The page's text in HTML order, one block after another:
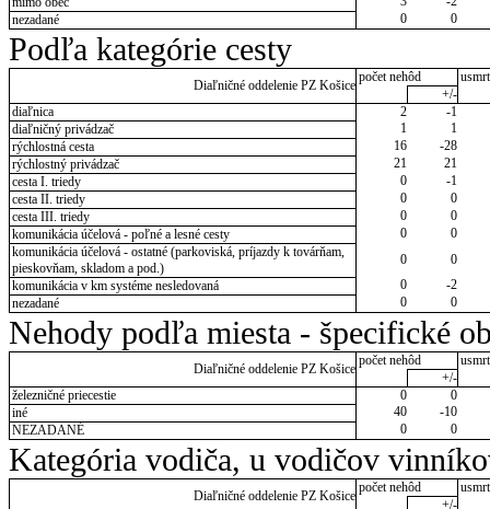
nezadané
0 0
Podľa kategórie cesty
Diaľničné oddelenie PZ Košice
počet nehôd
+/-
diaľnica
2
-1
diaľničný privádzač
1
1
rýchlostná cesta
16
-28
rýchlostný privádzač
21
21
cesta I. triedy
0
-1
cesta II. triedy
0
0
cesta III. triedy
0
0
komunikácia účelová - poľné a lesné cesty
0
0
komunikácia účelová - ostatné (parkoviská, príjazdy k továrňam,
pieskovňam, skladom a pod.)
0
0
komunikácia v km systéme nesledovaná
0
-2
nezadané
0 0
Nehody podľa miesta - špecifické
Diaľničné oddelenie PZ Košice
počet nehôd
+/-
železničné priecestie
0
0
iné
40
-10
NEZADANÉ
0 0
Kategória vodiča, u vodičov
Diaľničné oddelenie PZ Košice
počet nehôd
+/-